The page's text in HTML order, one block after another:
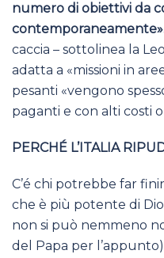
numero di obiettivi da
caccia – sottolinea la
adatta a «missioni in
pesanti «vengono
paganti e con alti costi
PERCHÉ L’ITALIA
C’é chi potrebbe far
che è più potente di
non si può nemmeno
del Papa per l’appunto)